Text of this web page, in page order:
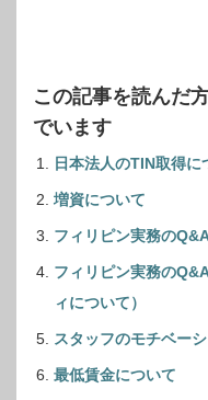
この記事を読んだ
でいます
日本法人のTIN取得に
増資について
フィリピン実務の
フィリピン実務の
ィについて）
スタッフのモチベー
最低賃金について